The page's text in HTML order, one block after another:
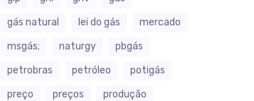
gás natural
lei do gás
mercado
msgás;
naturgy
pbgás
petrobras
petróleo
potigás
preço
preços
produção